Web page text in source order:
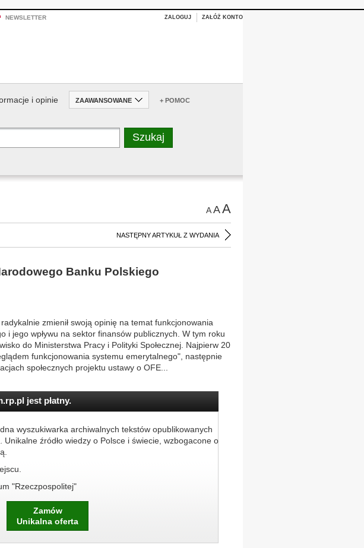
NEWSLETTER ZALOGUJ ZAŁÓŻ KONTO
i opinie ZAAWANSOWANE + POMOC
AAA
NASTĘPNY ARTYKUŁ Z WYDANIA
Banku Polskiego
zmienił swoją opinię na temat funkcjonowania
i jego wpływu na sektor finansów publicznych. W tym roku
do Ministerstwa Pracy i Polityki Społecznej. Najpierw 20
funkcjonowania systemu emerytalnego", następnie
społecznych projektu ustawy o OFE...
jest płatny.
wyszukiwarka archiwalnych tekstów opublikowanych
Unikalne źródło wiedzy o Polsce i świecie, wzbogacone o
"Rzeczpospolitej"
Zamów
Unikalna oferta